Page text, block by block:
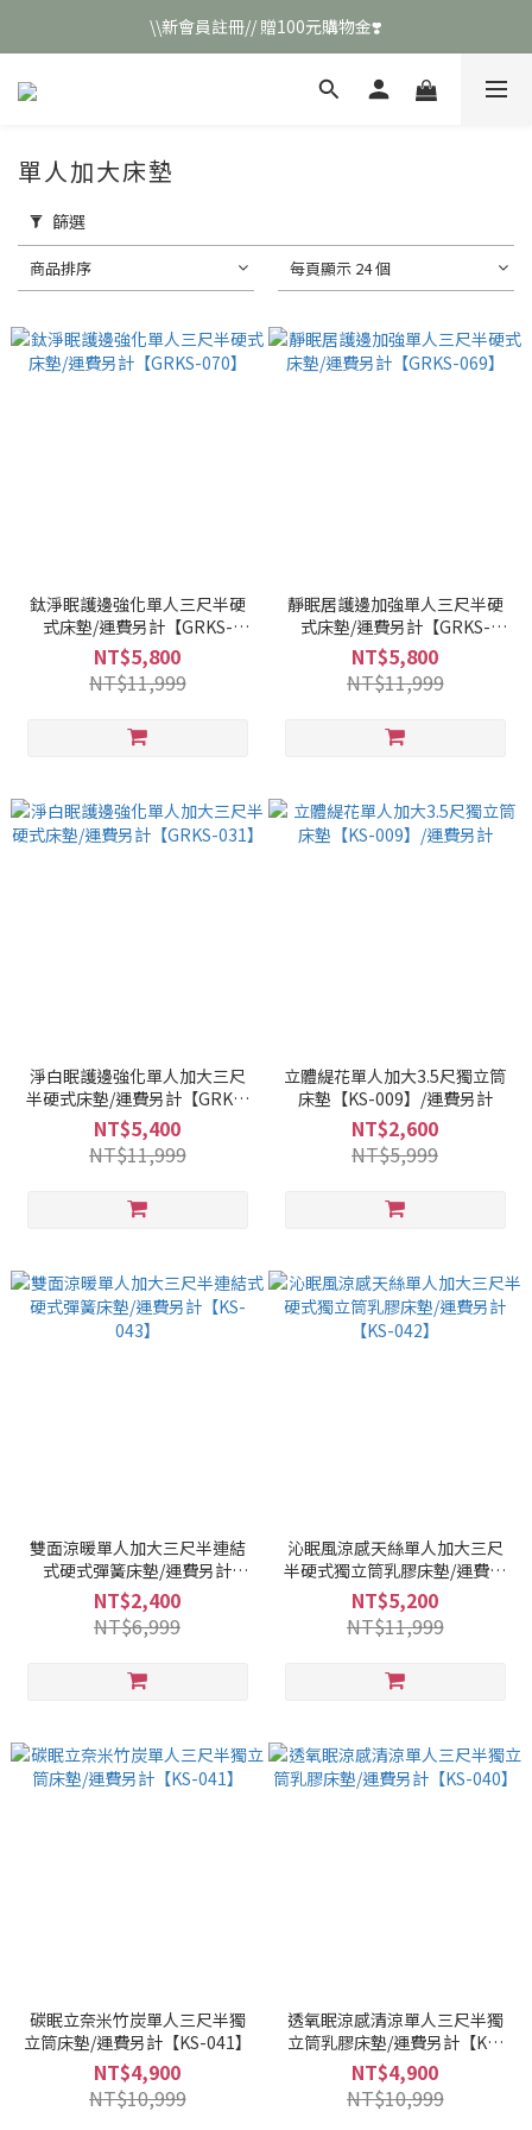
\\新會員註冊// 贈100元購物金❣️
\\新會員註冊// 贈100元購物金❣️
LINE好友招募\\ 回答數字 領取50元折扣碼 //
單人加大床墊
篩選
商品排序 每頁顯示 24 個
鈦淨眠護邊強化單人三尺半硬
式床墊/運費另計【GRKS-
070】
NT$5,800
NT$11,999
靜眠居護邊加強單人三尺半硬
式床墊/運費另計【GRKS-
069】
NT$5,800
NT$11,999
淨白眠護邊強化單人加大三尺
半硬式床墊/運費另計【GRKS-
031】
NT$5,400
NT$11,999
立體緹花單人加大3.5尺獨立筒
床墊【KS-009】/運費另計
NT$2,600
NT$5,999
雙面涼暖單人加大三尺半連結
式硬式彈簧床墊/運費另計
【KS-043】
NT$2,400
NT$6,999
沁眠風涼感天絲單人加大三尺
半硬式獨立筒乳膠床墊/運費另
計【KS-042】
NT$5,200
NT$11,999
碳眠立奈米竹炭單人三尺半獨
立筒床墊/運費另計【KS-041】
NT$4,900
NT$10,999
透氧眠涼感清涼單人三尺半獨
立筒乳膠床墊/運費另計【KS-
040】
NT$4,900
NT$10,999